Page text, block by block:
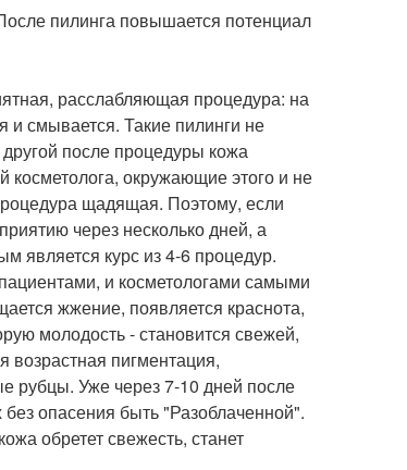
пилинга повышается потенциал
расслабляющая процедура: на
и смывается. Такие пилинги не
после процедуры кожа
окружающие этого и не
щадящая. Поэтому, если
через несколько дней, а
является курс из 4-6 процедур.
и косметологами самыми
жжение, появляется краснота,
молодость - становится свежей,
возрастная пигментация,
рубцы. Уже через 7-10 дней после
опасения быть "Разоблаченной".
обретет свежесть, станет